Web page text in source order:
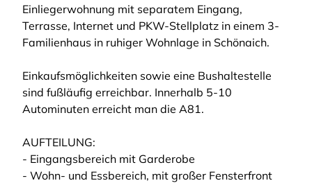
Einliegerwohnung mit separatem Eingang,
Terrasse, Internet und PKW-Stellplatz in einem 3-
Familienhaus in ruhiger Wohnlage in Schönaich.
Einkaufsmöglichkeiten sowie eine Bushaltestelle
sind fußläufig erreichbar. Innerhalb 5-10
Autominuten erreicht man die A81.
AUFTEILUNG:
- Eingangsbereich mit Garderobe
- Wohn- und Essbereich, mit großer Fensterfront